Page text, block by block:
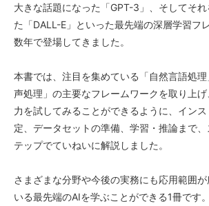
大きな話題になった「GPT-3」、そしてそ
た「DALL-E」といった最先端の深層学習フ
数年で登場してきました。
本書では、注目を集めている「自然言語処
声処理」の主要なフレームワークを取り上
力を試してみることができるように、イン
定、データセットの準備、学習・推論まで
テップでていねいに解説しました。
さまざまな分野や今後の実務にも応用範囲
いる最先端のAIを学ぶことができる1冊です。